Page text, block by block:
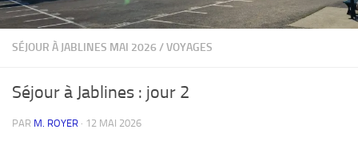
SÉJOUR À JABLINES MAI 2026 /VOYAGES
Séjour à Jablines : jour 2
PAR M. ROYER · 12 MAI 2026